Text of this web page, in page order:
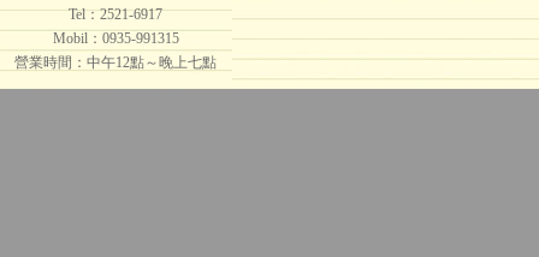
Tel：2521-6917
Mobil：0935-991315
營業時間：中午12點～晚上七點